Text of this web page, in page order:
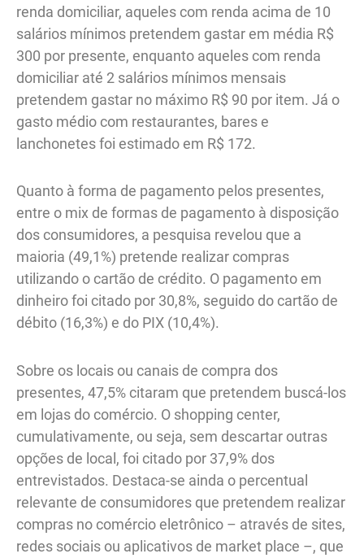
renda domiciliar, aqueles com renda acima de 10
salários mínimos pretendem gastar em média R$
300 por presente, enquanto aqueles com renda
domiciliar até 2 salários mínimos mensais
pretendem gastar no máximo R$ 90 por item. Já o
gasto médio com restaurantes, bares e
lanchonetes foi estimado em R$ 172.
Quanto à forma de pagamento pelos presentes,
entre o mix de formas de pagamento à disposição
dos consumidores, a pesquisa revelou que a
maioria (49,1%) pretende realizar compras
utilizando o cartão de crédito. O pagamento em
dinheiro foi citado por 30,8%, seguido do cartão de
débito (16,3%) e do PIX (10,4%).
Sobre os locais ou canais de compra dos
presentes, 47,5% citaram que pretendem buscá-los
em lojas do comércio. O shopping center,
cumulativamente, ou seja, sem descartar outras
opções de local, foi citado por 37,9% dos
entrevistados. Destaca-se ainda o percentual
relevante de consumidores que pretendem realizar
compras no comércio eletrônico – através de sites,
redes sociais ou aplicativos de market place –, que